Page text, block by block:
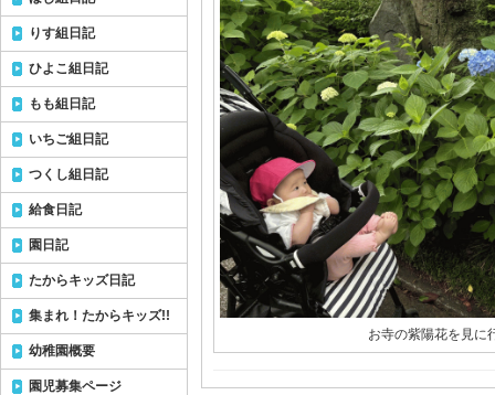
お寺の紫陽花を見に
りす組日記
ひよこ組日記
もも組日記
いちご組日記
つくし組日記
給食日記
園日記
たからキッズ日記
集まれ！たからキッズ!!
幼稚園概要
園児募集ページ